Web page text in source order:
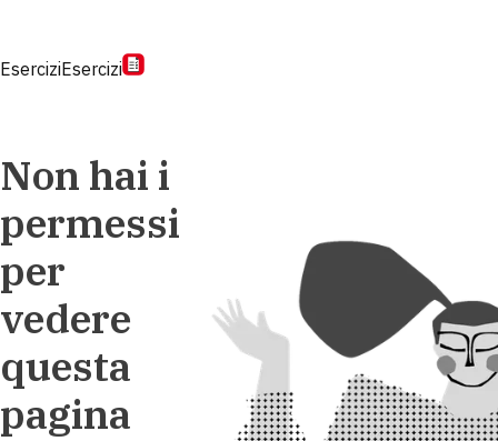
EserciziEsercizi
Non hai i
permessi
per
vedere
questa
pagina